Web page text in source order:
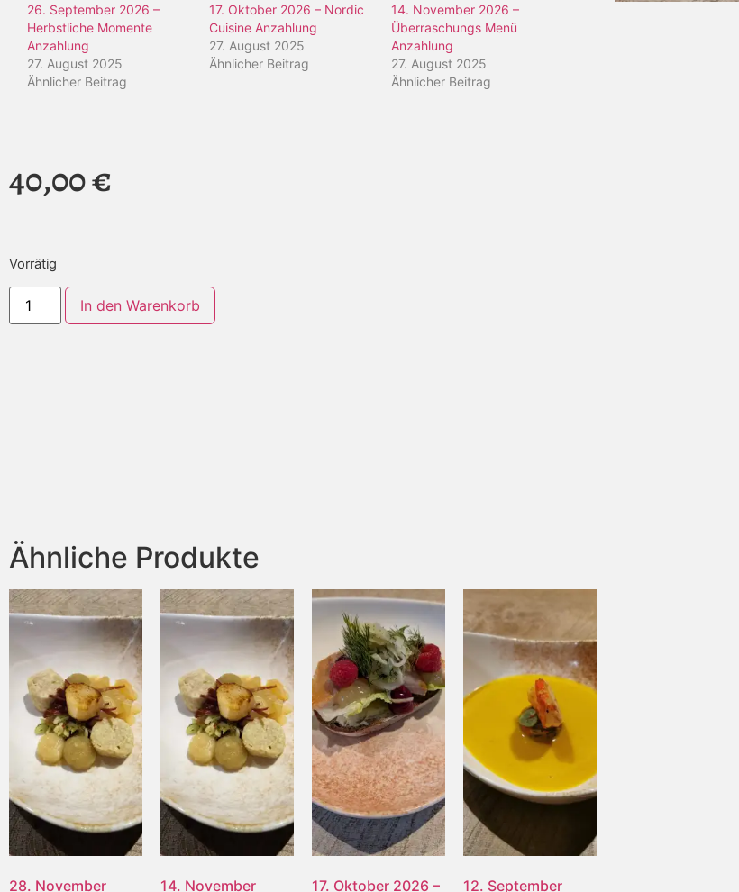
26. September 2026 –
Herbstliche Momente
Anzahlung
27. August 2025
Ähnlicher Beitrag
17. Oktober 2026 – Nordic
Cuisine Anzahlung
27. August 2025
Ähnlicher Beitrag
14. November 2026 –
Überraschungs Menü
Anzahlung
27. August 2025
Ähnlicher Beitrag
40,00€
Vorrätig
In den Warenkorb
Ähnliche Produkte
28. November 14. November 17. Oktober 2026 – 12. September